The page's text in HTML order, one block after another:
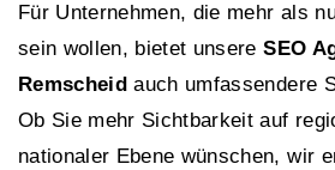
Für Unternehmen, die mehr als
sein wollen, bietet unsereSEO
Remscheid auch umfassendere
Ob Sie mehr Sichtbarkeit auf
nationaler Ebene wünschen, wir